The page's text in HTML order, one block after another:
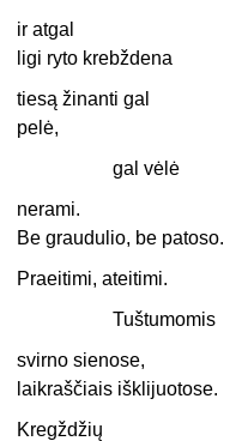
ir atgal
ligi ryto krebždena
tiesą žinanti gal
pelė,
gal vėlė
nerami.
Be graudulio, be patoso.
Praeitimi, ateitimi.
Tuštumomis
svirno sienose,
laikraščiais išklijuotose.
Kregždžių